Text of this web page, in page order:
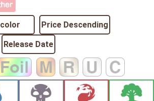
color Price Descending
Release Date